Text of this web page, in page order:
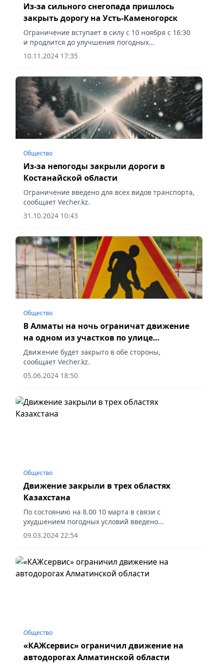
Из-за сильного снегопада пришлось
закрыть дорогу на Усть-Каменогорск
Ограничение вступает в силу с 10 ноября с 16:30
и продлится до улучшения погодных
условий, сообщает Vecher.kz.
10.11.2024 17:35
Общество
Из-за непогоды закрыли дороги в
Костанайской области
Ограничение введено для всех видов транспорта,
сообщает Vecher.kz.
31.10.2024 10:43
Общество
В Алматы на ночь ограничат движение
на одном из участков по улице
Розыбакиева
Движение будет закрыто в обе стороны,
сообщает Vecher.kz.
05.06.2024 18:50
Общество
Движение закрыли в трех областях
Казахстана
По состоянию на 8.00 10 марта в связи с
ухудшением погодных условий введено
ограничение движения транспорта, которое
действует на 4 автодорогах республиканского
09.03.2024 22:54
Общество
«КАЖсервис» ограничил движение на
автодорогах Алматинской области